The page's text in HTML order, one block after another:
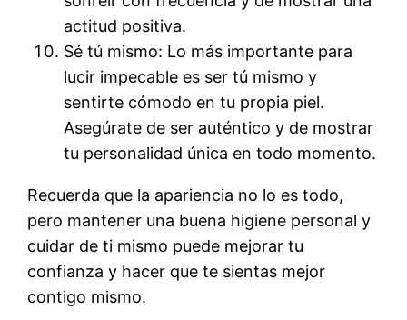
actitud positiva.
Sé tú mismo: Lo más importante para
lucir impecable es ser tú mismo y
sentirte cómodo en tu propia piel.
Asegúrate de ser auténtico y de mostrar
tu personalidad única en todo momento.
Recuerda que la apariencia no lo es todo,
pero mantener una buena higiene personal y
cuidar de ti mismo puede mejorar tu
confianza y hacer que te sientas mejor
contigo mismo.